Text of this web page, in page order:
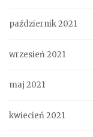
październik 2021
wrzesień 2021
maj 2021
kwiecień 2021